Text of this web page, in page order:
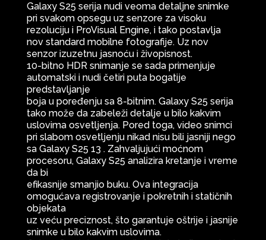
Galaxy S25 serija nudi veoma detaljne snimke
pri svakom opsegu uz senzore za visoku
rezoluciju i ProVisual Engine, i tako postavlja
nov standard mobilne fotografije. Uz nov
senzor izuzetnu jasnoću i živopisnost.
10-bitno HDR snimanje se sada primenjuje
automatski i nudi četiri puta bogatije
predstavljanje
boja u poređenju sa 8-bitnim. Galaxy S25 serija
tako može da zabeleži detalje u bilo kakvim
uslovima osvetljenja. Pored toga, video snimci
pri slabom osvetljenju nikad nisu bili jasniji nego
sa Galaxy S25 13 . Zahvaljujući moćnom
procesoru, Galaxy S25 analizira kretanje i vreme
da bi
efikasnije smanjio buku. Ova integracija
omogućava registrovanje i pokretnih i statičnih
objekata
uz veću preciznost, što garantuje oštrije i jasnije
snimke u bilo kakvim uslovima.